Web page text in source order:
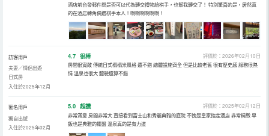
酒店前台發郵件問是否可以代為轉交禮物給棋手，也幫我轉交了！ 特別驚喜的是，居然真
的在酒店轉角偶遇棋手本人！啊啊啊啊啊啊！
訪客用戶
夫妻／情侶出遊
日式房
入住於2025年12月
4.7 很棒
評價於：2026年02月10日
房間很寬敞 傳統日式榻榻米風格 還不錯 總體設施齊全 但是比較老舊 很有歷史感 服務很熱
情 溫泉也很大 體驗還算不錯
匿名用戶
獨自出遊
入住於2025年02月
5.0 超讚
評價於：2025年02月12日
非常滿意 房間非常大 直接看到富士山和秀麗典雅的庭院 不愧是皇家指定酒店 非常精緻 早
飯也是典雅的擺盤 溫泉真的是有力道